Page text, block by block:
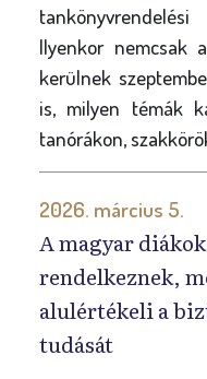
Ilyenkor nemcsak
kerülnek
is, milyen témák
tanórákon,
2026. március 5.
A magyar
rendelkeznek,
alulértékeli a
tudását